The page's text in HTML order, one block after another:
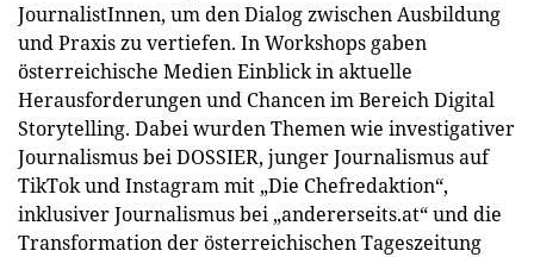
JournalistInnen, um den Dialog zwischen Ausbildung
und Praxis zu vertiefen. In Workshops gaben
österreichische Medien Einblick in aktuelle
Herausforderungen und Chancen im Bereich Digital
Storytelling. Dabei wurden Themen wie investigativer
Journalismus bei DOSSIER, junger Journalismus auf
TikTok und Instagram mit „Die Chefredaktion“,
inklusiver Journalismus bei „andererseits.at“ und die
Transformation der österreichischen Tageszeitung